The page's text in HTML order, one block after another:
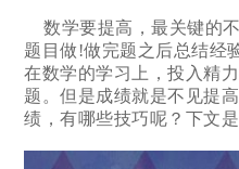
数学要提高，最关键的
题目做!做完题之后总结经
在数学的学习上，投入精
题。但是成绩就是不见提
绩，有哪些技巧呢？下文